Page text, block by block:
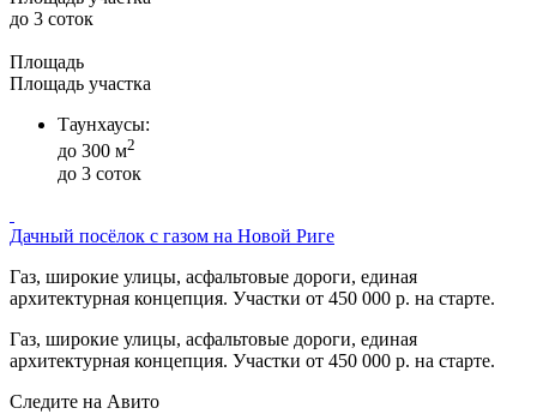
до 3 соток
Площадь
Площадь участка
Таунхаусы:
до 300 м2
до 3 соток
Дачный посёлок с газом на Новой Риге
Газ, широкие улицы, асфальтовые дороги, единая
архитектурная концепция. Участки от 450 000 р. на старте.
Газ, широкие улицы, асфальтовые дороги, единая
архитектурная концепция. Участки от 450 000 р. на старте.
Следите на Авито